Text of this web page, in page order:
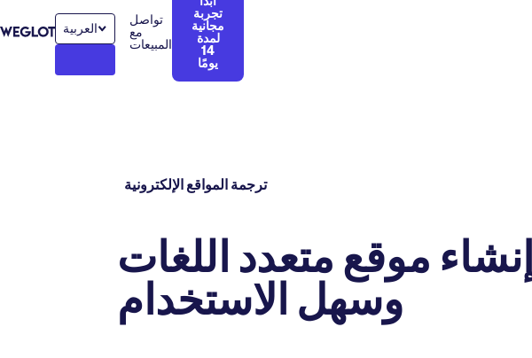
العربية‏
تواصل
مع
المبيعات
تجربة
مجانية
لمدة
14
يومًا
ترجمة المواقع الإلكترونية
إنشاء موقع متعدد اللغات
وسهل الاستخدام